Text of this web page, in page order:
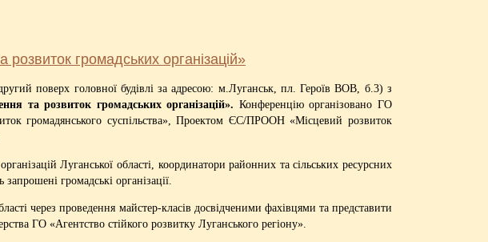
громадських організацій»
поверх головної будівлі за адресою: м.Луганськ, пл. Героїв ВОВ, б.3) з
та розвиток громадських організацій». Конференцію організовано ГО
громадянського суспільства», Проектом ЄС/ПРООН «Місцевий розвиток
Луганської області, координатори районних та сільських ресурсних
громадські організації.
через проведення майстер-класів досвідченими фахівцями та представити
ГО «Агентство стійкого розвитку Луганського регіону».